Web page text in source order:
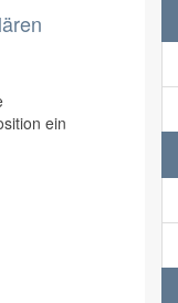
ein